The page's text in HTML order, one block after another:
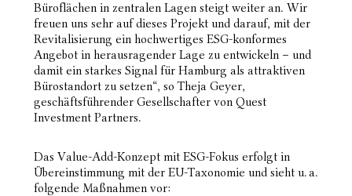
Büroflächen in zentralen Lagen steigt weiter an. Wir
freuen uns sehr auf dieses Projekt und darauf, mit der
Revitalisierung ein hochwertiges ESG-konformes
Angebot in herausragender Lage zu entwickeln – und
damit ein starkes Signal für Hamburg als attraktiven
Bürostandort zu setzen“, so Theja Geyer,
geschäftsführender Gesellschafter von Quest
Investment Partners.
Das Value-Add-Konzept mit ESG-Fokus erfolgt in
Übereinstimmung mit der EU-Taxonomie und sieht u. a.
folgende Maßnahmen vor: